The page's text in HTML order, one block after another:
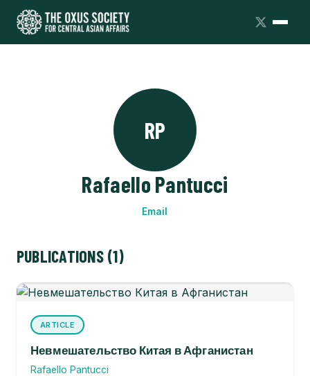
RP
Rafaello Pantucci
Email
PUBLICATIONS (1)
ARTICLE
Невмешательство Китая в Афганистан
Rafaello Pantucci